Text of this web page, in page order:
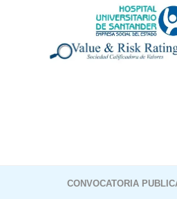
CONVOCATORIA